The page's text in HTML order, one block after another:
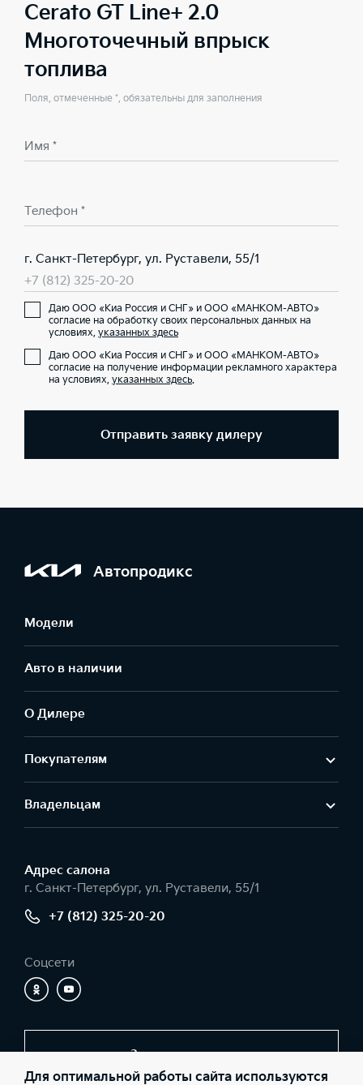
Cerato GT Line+ 2.0
Многоточечный впрыск
топлива
Поля, отмеченные *, обязательны для заполнения
Имя *
Телефон *
г. Санкт-Петербург, ул. Руставели, 55/1
+7 (812) 325-20-20
Даю ООО «Киа Россия и СНГ» и ООО «МАНКОМ-АВТО»
согласие на обработку своих персональных данных на
условиях, указанных здесь
Даю ООО «Киа Россия и СНГ» и ООО «МАНКОМ-АВТО»
согласие на получение информации рекламного характера
на условиях, указанных здесь.
Отправить заявку дилеру
Автопродикс
Модели
Авто в наличии
О Дилере
Покупателям
Владельцам
Адрес салонa
г. Санкт-Петербург, ул. Руставели, 55/1
+7 (812) 325-20-20
Соцсети
Заказать звонок
Для оптимальной работы сайта используются